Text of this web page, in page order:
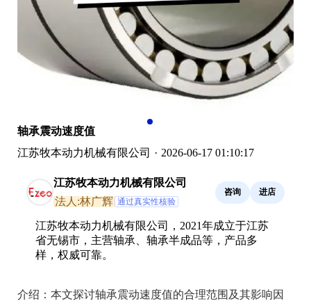
轴承震动速度值
江苏牧本动力机械有限公司 · 2026-06-17 01:10:17
江苏牧本动力机械有限公司
法人:林广辉 通过真实性核验
咨询 进店
江苏牧本动力机械有限公司，2021年成立于江苏
省无锡市，主营轴承、轴承半成品等，产品多
样，权威可靠。
介绍： 本文探讨轴承震动速度值的合理范围及其影响因